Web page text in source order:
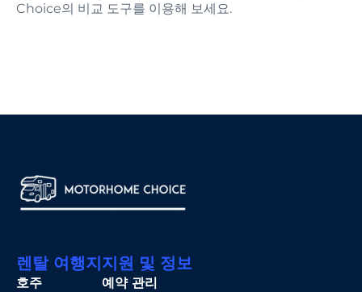
Choice의 비교 도구를 이용해 보세요.
렌탈 여행지
호주
지원 및 정보
예약 관리